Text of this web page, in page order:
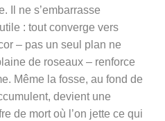
Il ne s’embarrasse
: tout converge vers
– pas un seul plan ne
de roseaux – renforce
Même la fosse, au fond de
devient une
de mort où l’on jette ce qui